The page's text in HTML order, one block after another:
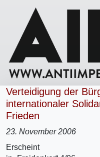
Verteidigung der
internationaler
Frieden
23. November 2006
Erscheint